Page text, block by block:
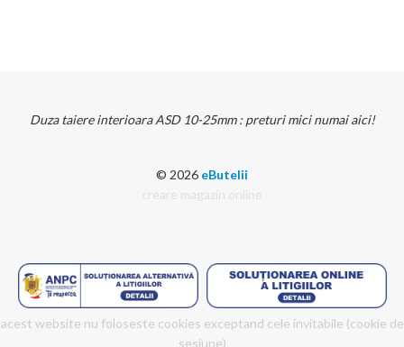
Duza taiere interioara ASD 10-25mm : preturi mici numai aici!
© 2026 eButelii
creare magazin online
acest website nu foloseste cookies exceptand cele invitabile (cookie de
sesiune)